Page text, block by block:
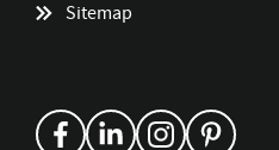
Sitemap